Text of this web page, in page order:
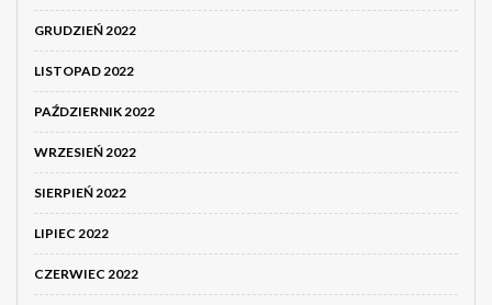
GRUDZIEŃ 2022
LISTOPAD 2022
PAŹDZIERNIK 2022
WRZESIEŃ 2022
SIERPIEŃ 2022
LIPIEC 2022
CZERWIEC 2022